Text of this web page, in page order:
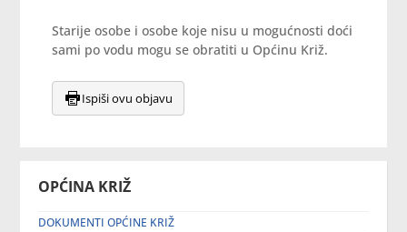
OPĆINA KRIŽ
DOKUMENTI OPĆINE KRIŽ
Starije osobe i osobe koje nisu u mogućnosti doći
sami po vodu mogu se obratiti u Općinu Križ.
Ispiši ovu objavu